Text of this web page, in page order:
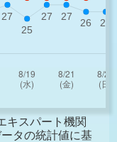
キスパート機関
タの統計値に基